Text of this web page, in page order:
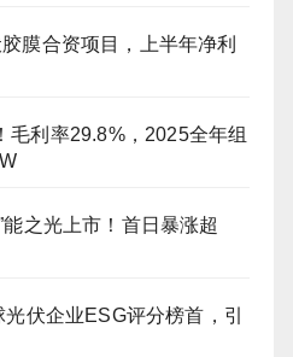
膜合资项目，上半年净利
毛利率29.8%，2025全年组
之光上市！首日暴涨超
伏企业ESG评分榜首，引